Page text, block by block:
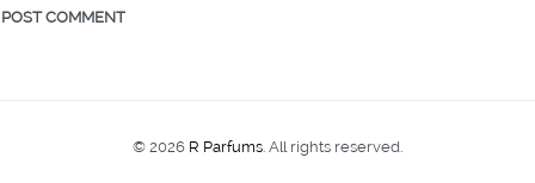
© 2026 R Parfums. All rights reserved.